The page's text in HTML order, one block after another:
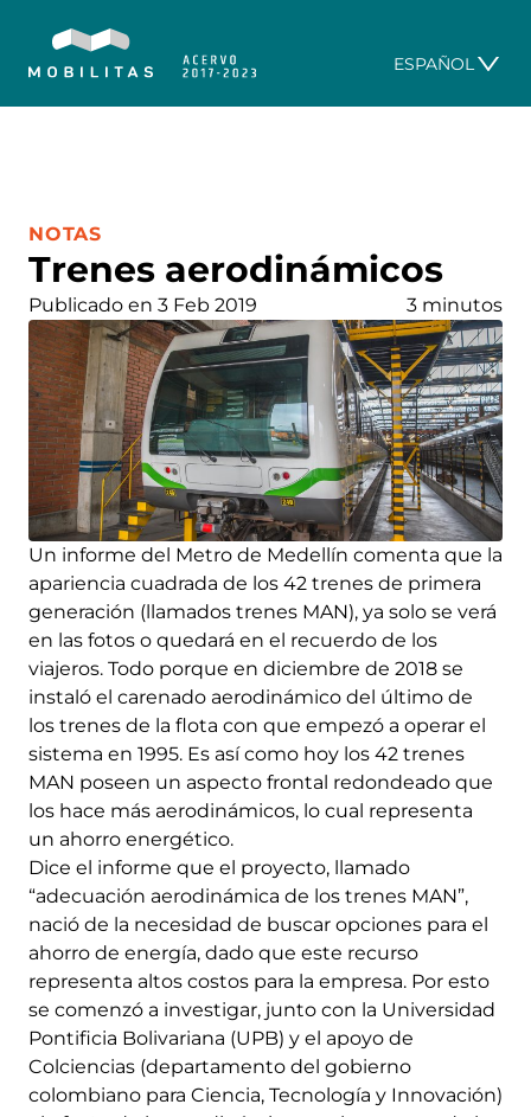
ESPAÑOL
Trenes aerodinámicos
CATEGORÍA:
NOTAS
Publicado en 3 Feb 2019 3 minutos
Un informe del Metro de Medellín comenta que la
apariencia cuadrada de los 42 trenes de primera
generación (llamados trenes MAN), ya solo se verá
en las fotos o quedará en el recuerdo de los
viajeros. Todo porque en diciembre de 2018 se
instaló el carenado aerodinámico del último de
los trenes de la flota con que empezó a operar el
sistema en 1995. Es así como hoy los 42 trenes
MAN poseen un aspecto frontal redondeado que
los hace más aerodinámicos, lo cual representa
un ahorro energético.
Dice el informe que el proyecto, llamado
“adecuación aerodinámica de los trenes MAN”,
nació de la necesidad de buscar opciones para el
ahorro de energía, dado que este recurso
representa altos costos para la empresa. Por esto
se comenzó a investigar, junto con la Universidad
Pontificia Bolivariana (UPB) y el apoyo de
Colciencias (departamento del gobierno
colombiano para Ciencia, Tecnología y Innovación)